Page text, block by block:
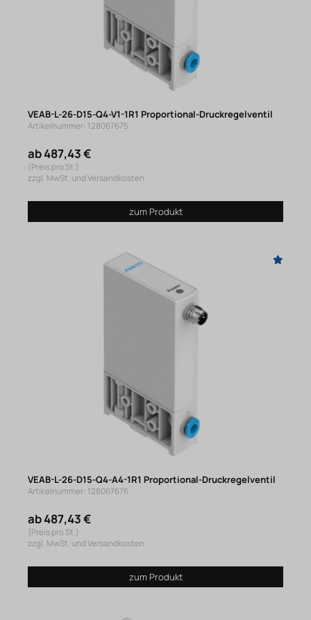
VEAB-L-26-D15-Q4-V1-1R1 Proportional-Druckregelventil
Artikelnummer: 128067675
ab 487,43 €
(Preis pro St.)
zzgl. MwSt. und Versandkosten
zum Produkt
VEAB-L-26-D15-Q4-A4-1R1 Proportional-Druckregelventil
Artikelnummer: 128067676
ab 487,43 €
(Preis pro St.)
zzgl. MwSt. und Versandkosten
zum Produkt